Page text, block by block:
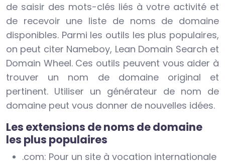
de saisir des mots-clés liés à votre activité et
de recevoir une liste de noms de domaine
disponibles. Parmi les outils les plus populaires,
on peut citer Nameboy, Lean Domain Search et
Domain Wheel. Ces outils peuvent vous aider à
trouver un nom de domaine original et
pertinent. Utiliser un générateur de nom de
domaine peut vous donner de nouvelles idées.
Les extensions de noms de domaine
les plus populaires
.com: Pour un site à vocation internationale